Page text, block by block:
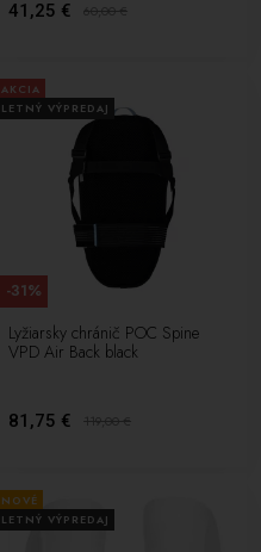
41,25 € 60,00€
AKCIA
LETNÝ VÝPREDAJ
Lyžiarsky chránič POC Spine
VPD Air Back black
81,75 € 119,00€
-31%
NOVÉ
LETNÝ VÝPREDAJ